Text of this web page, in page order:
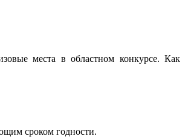
места в областном конкурсе. Как
сроком годности.